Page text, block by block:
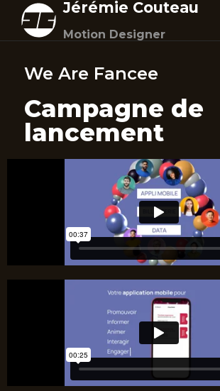
Jérémie Couteau
Motion Designer
We Are Fancee
Campagne de
lancement